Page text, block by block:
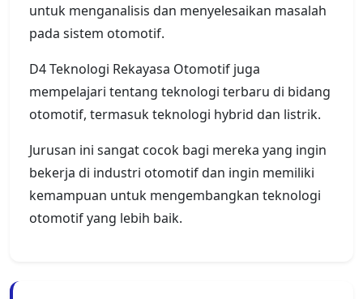
untuk menganalisis dan menyelesaikan masalah
pada sistem otomotif.
D4 Teknologi Rekayasa Otomotif juga
mempelajari tentang teknologi terbaru di bidang
otomotif, termasuk teknologi hybrid dan listrik.
Jurusan ini sangat cocok bagi mereka yang ingin
bekerja di industri otomotif dan ingin memiliki
kemampuan untuk mengembangkan teknologi
otomotif yang lebih baik.